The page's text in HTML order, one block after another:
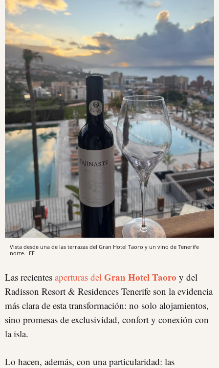
Vista desde una de las terrazas del Gran Hotel Taoro y un vino de Tenerife
norte. EE
Las recientes aperturas del Gran Hotel Taoro y del
Radisson Resort & Residences Tenerife son la evidencia
más clara de esta transformación: no solo alojamientos,
sino promesas de exclusividad, confort y conexión con
la isla.
Lo hacen, además, con una particularidad: las